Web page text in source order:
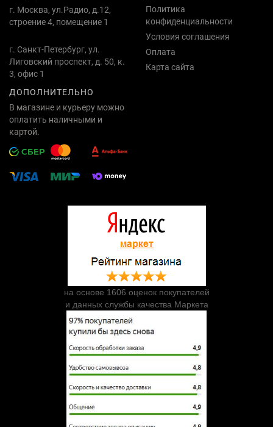
г. Москва, ул.Радио, д.12,
строение 4, помещение 1
г. Санкт-Петербург, ул.
Лиговский проспект, д. 50, к.
3, офис 1
Политика
конфиденциальности
Условия соглашения
Оплата
Карта сайта
ДОПОЛНИТЕЛЬНО
В магазине и курьеру можно
оплатить наличными и
картой.
на основе 1606 оценок покупателей
и данных службы качества Маркета